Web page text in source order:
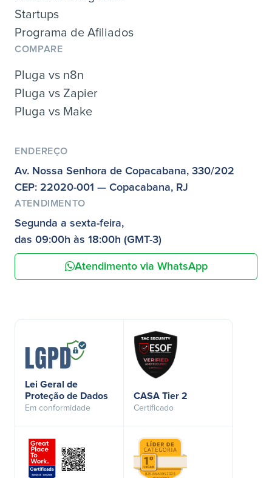
Startups
Programa de Afiliados
COMPARE
Pluga vs n8n
Pluga vs Zapier
Pluga vs Make
ENDEREÇO
Av. Nossa Senhora de Copacabana, 330/202
CEP: 22020-001 — Copacabana, RJ
ATENDIMENTO
Segunda a sexta-feira,
das 09:00h às 18:00h (GMT-3)
Atendimento via WhatsApp
Lei Geral de
Proteção de Dados
Em conformidade
CASA Tier 2
Certificado